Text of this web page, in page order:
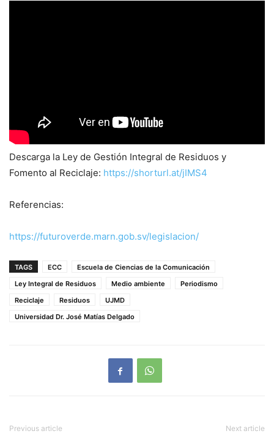
Descarga la Ley de Gestión Integral de Residuos y
Fomento al Reciclaje: https://shorturl.at/jIMS4
Referencias:
https://futuroverde.marn.gob.sv/legislacion/
TAGS ECC
Escuela de Ciencias de la Comunicación
Ley Integral de Residuos
Medio ambiente
Periodismo
Reciclaje
Residuos
UJMD
Universidad Dr. José Matías Delgado
Previous article Next article